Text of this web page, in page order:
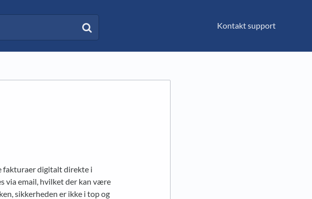
Kontakt support
fakturaer digitalt direkte i
via email, hvilket der kan være
sikkerheden er ikke i top og